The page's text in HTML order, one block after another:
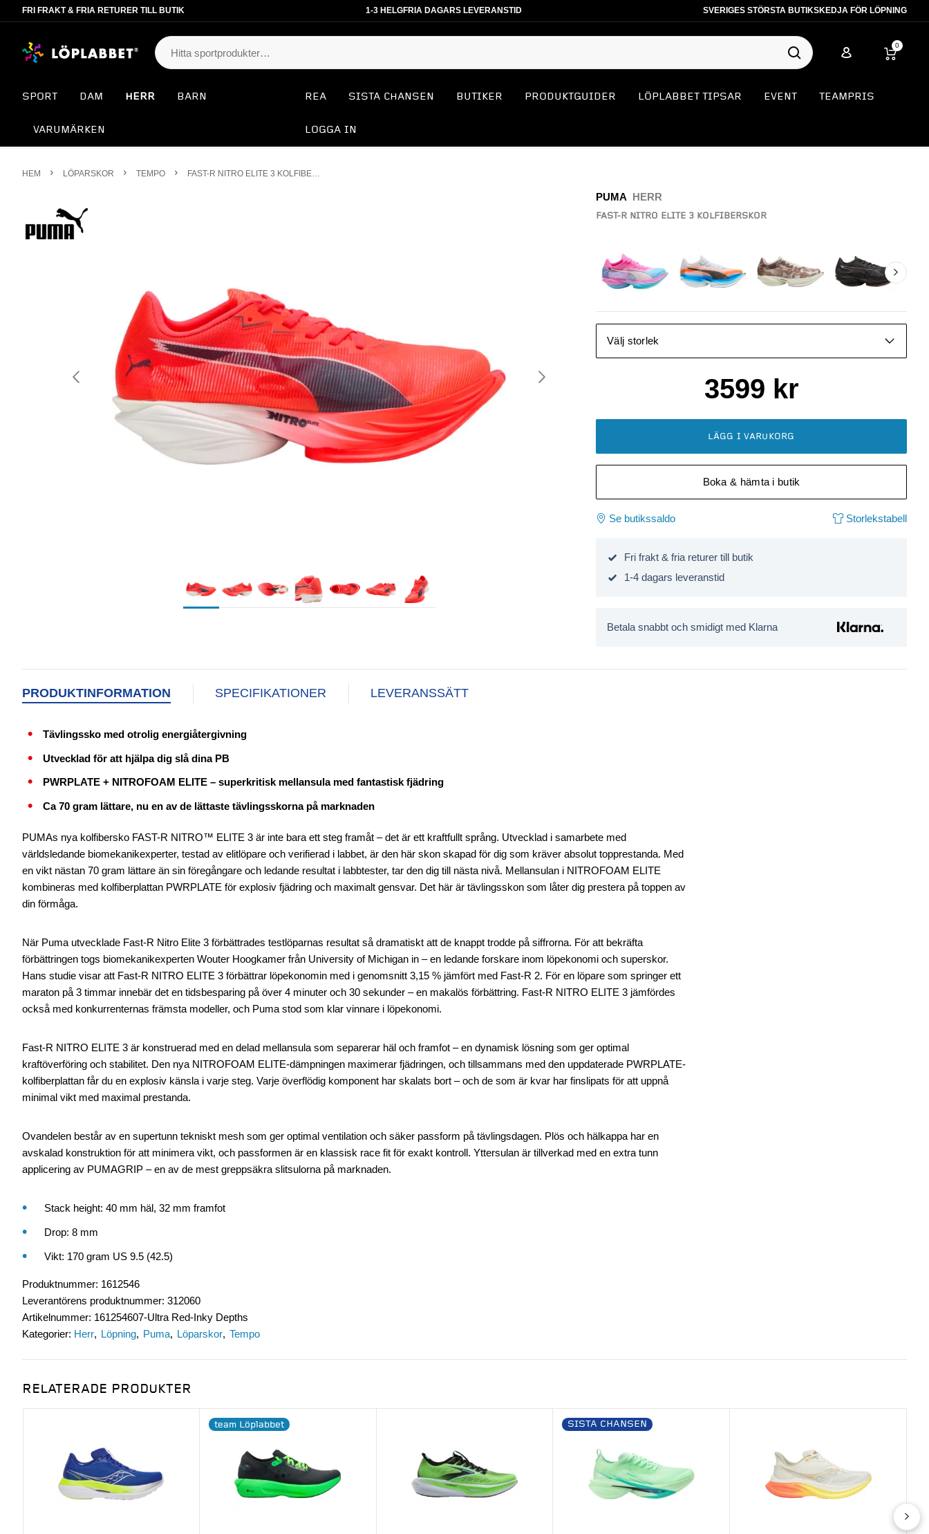
FRI FRAKT & FRIA RETURER TILL BUTIK 1-3 HELGFRIA DAGARS LEVERANSTID SVERIGES STÖRSTA BUTIKSKEDJA FÖR LÖPNING
0
SPORT DAM HERR BARN
VARUMÄRKEN
REA SISTA CHANSEN BUTIKER PRODUKTGUIDER LÖPLABBET TIPSAR EVENT TEAMPRIS
LOGGA IN
HEM LÖPARSKOR TEMPO
PUMA HERR
FAST-R NITRO ELITE 3 KOLFIBERSKOR
Välj storlek
3599 kr
LÄGG I VARUKORG
Boka & hämta i butik
Se butikssaldo Storlekstabell
Fri frakt & fria returer till butik
1-4 dagars leveranstid
Betala snabbt och smidigt med Klarna
PRODUKTINFORMATION SPECIFIKATIONER LEVERANSSÄTT
Tävlingssko med otrolig energiåtergivning
Utvecklad för att hjälpa dig slå dina PB
PWRPLATE + NITROFOAM ELITE – superkritisk mellansula med fantastisk fjädring
Ca 70 gram lättare, nu en av de lättaste tävlingsskorna på marknaden
PUMAs nya kolfibersko FAST-R NITRO™ ELITE 3 är inte bara ett steg framåt – det är ett kraftfullt språng. Utvecklad i samarbete med
världsledande biomekanikexperter, testad av elitlöpare och verifierad i labbet, är den här skon skapad för dig som kräver absolut topprestanda. Med
en vikt nästan 70 gram lättare än sin föregångare och ledande resultat i labbtester, tar den dig till nästa nivå. Mellansulan i NITROFOAM ELITE
kombineras med kolfiberplattan PWRPLATE för explosiv fjädring och maximalt gensvar. Det här är tävlingsskon som låter dig prestera på toppen av
din förmåga.
När Puma utvecklade Fast-R Nitro Elite 3 förbättrades testlöparnas resultat så dramatiskt att de knappt trodde på siffrorna. För att bekräfta
förbättringen togs biomekanikexperten Wouter Hoogkamer från University of Michigan in – en ledande forskare inom löpekonomi och superskor.
Hans studie visar att Fast-R NITRO ELITE 3 förbättrar löpekonomin med i genomsnitt 3,15 % jämfört med Fast-R 2. För en löpare som springer ett
maraton på 3 timmar innebär det en tidsbesparing på över 4 minuter och 30 sekunder – en makalös förbättring. Fast-R NITRO ELITE 3 jämfördes
också med konkurrenternas främsta modeller, och Puma stod som klar vinnare i löpekonomi.
Fast-R NITRO ELITE 3 är konstruerad med en delad mellansula som separerar häl och framfot – en dynamisk lösning som ger optimal
kraftöverföring och stabilitet. Den nya NITROFOAM ELITE-dämpningen maximerar fjädringen, och tillsammans med den uppdaterade PWRPLATE-
kolfiberplattan får du en explosiv känsla i varje steg. Varje överflödig komponent har skalats bort – och de som är kvar har finslipats för att uppnå
minimal vikt med maximal prestanda.
Ovandelen består av en supertunn tekniskt mesh som ger optimal ventilation och säker passform på tävlingsdagen. Plös och hälkappa har en
avskalad konstruktion för att minimera vikt, och passformen är en klassisk race fit för exakt kontroll. Yttersulan är tillverkad med en extra tunn
applicering av PUMAGRIP – en av de mest greppsäkra slitsulorna på marknaden.
Stack height: 40 mm häl, 32 mm framfot
Drop: 8 mm
Vikt: 170 gram US 9.5 (42.5)
Produktnummer: 1612546
Leverantörens produktnummer: 312060
Artikelnummer: 161254607-Ultra Red-Inky Depths
Kategorier: Herr Löpning Puma Löparskor Tempo
RELATERADE PRODUKTER
team Löplabbet SISTA CHANSEN